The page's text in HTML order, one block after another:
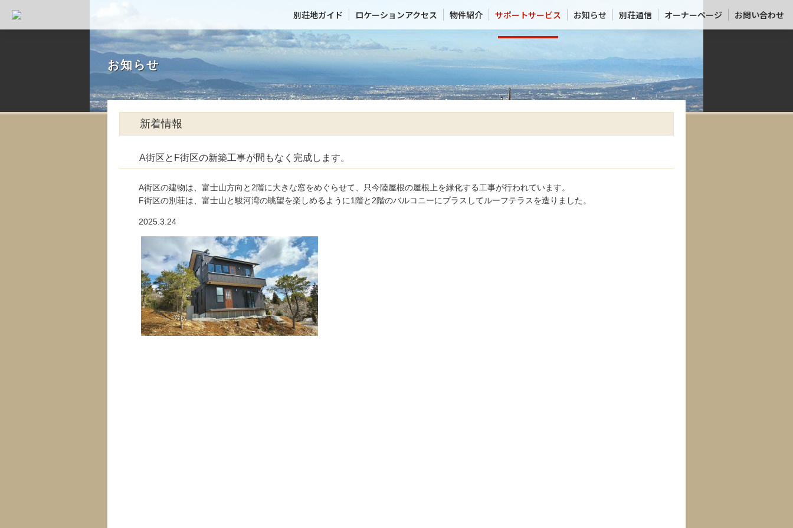
別荘地ガイド ロケーションアクセス 物件紹介 サポートサービス お知らせ 別荘通信 オーナーページ お問い合わせ
お知らせ
新着情報
A街区とF街区の新築工事が間もなく完成します。
A街区の建物は、富士山方向と2階に大きな窓をめぐらせて、只今陸屋根の屋根上を緑化する工事が行われています。
F街区の別荘は、富士山と駿河湾の眺望を楽しめるように1階と2階のバルコニーにプラスしてルーフテラスを造りました。
2025.3.24